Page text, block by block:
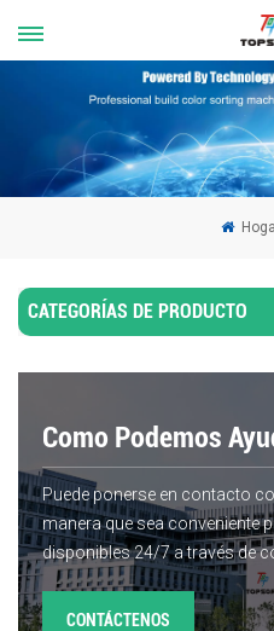
CATEGORÍAS DE PRODUCTO
Como Podemos
Puede ponerse en contacto
manera que sea conveniente
disponibles 24/7 a través de
CONTÁCTENOS